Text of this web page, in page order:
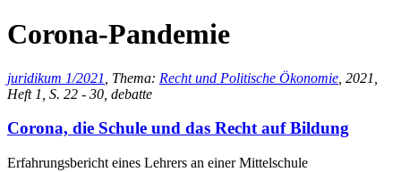
Corona-Pandemie
juridikum 1/2021 , Thema: Recht und Politische Ökonomie , 2021,
Heft 1, S. 22 - 30, debatte
Corona, die Schule und das Recht auf Bildung
Erfahrungsbericht eines Lehrers an einer Mittelschule